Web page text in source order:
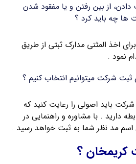
از بین رفتن و یا مفقود شدن
ها چه باید کرد ؟
اخذ المثنی مدارک ثبتی از طریق
نمود .
ثبت شرکت میتوانیم انتخاب کنیم ؟
باید اصولی را رعایت کنید که
دارید . با مشاوره و راهنمایی در
اسم مد نظر شما به ثبت خواهد رسید .
کریمخان ؟